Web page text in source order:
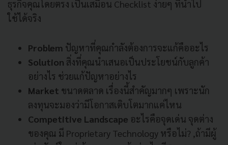
ธุรกิจคุณโดยตรง เป็นเสมือน Checklist ง่ายๆ ที่นำไป
ใช้ได้จริง
Problem ปัญหาที่คุณกำลังต้องการจะแก้คืออะไร
Solution สิ่งที่คุณนำเสนอเป็นประโยชน์กับลูกค้า
อย่างไร ช่วยแก้ปัญหาอย่างไร
Market ขนาดตลาด เรื่องนี้สำคัญมากๆ เพราะนัก
ลงทุนจะมองว่ามีโอกาสเติบโตมากแค่ไหน
Competitive Landscape อะไรคือจุดเด่น จุดต่าง
ของคุณ มี Proprietary Technology หรือไม่? ,ถ้ามีผู้